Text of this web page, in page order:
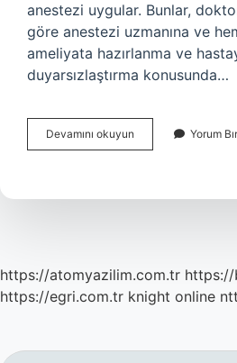
anestezi uygular. Bunlar,
göre anestezi uzmanına ve
ameliyata hazırlanma ve
duyarsızlaştırma konusunda…
Devamını okuyun Anestezi
Teknikeri
Saat
Yorum
https://atomyazilim.com.tr
https://egri.com.tr knight online